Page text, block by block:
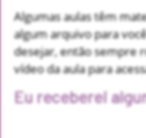
Algumas aulas têm
algum arquivo para
desejar, então sempre
vídeo da aula para
Eu receberei